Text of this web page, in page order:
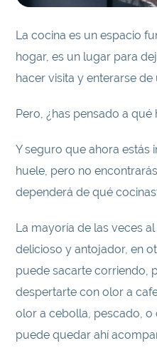
La cocina es un espacio
hogar, es un lugar para
hacer visita y enterarse
Pero, ¿has pensado a qué
Y seguro que ahora estás
huele, pero no
dependerá de qué
La mayoría de las veces
delicioso y antojador, en
puede sacarte corriendo,
despertarte con olor a
olor a cebolla, pescado, o
puede quedar ahí